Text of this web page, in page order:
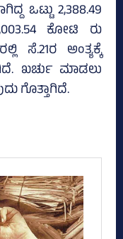
ಒಟ್ಟು 2,388.49
ಕೋಟಿ ರು
ಸೆ.21ರ ಅಂತ್ಯಕ್ಕೆ
ಖರ್ಚು ಮಾಡಲು
ಗೊತ್ತಾಗಿದೆ.